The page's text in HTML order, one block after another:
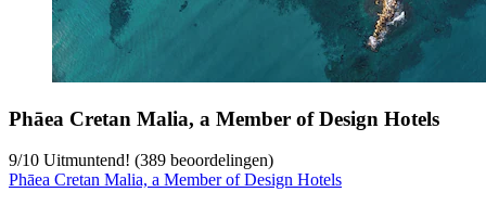
Phāea Cretan Malia, a Member of Design Hotels
9/10 Uitmuntend! (389 beoordelingen)
Phāea Cretan Malia, a Member of Design Hotels